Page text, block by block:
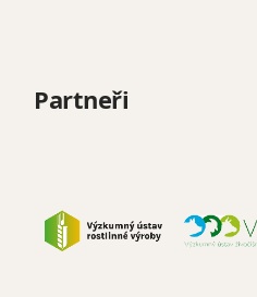
Partneři